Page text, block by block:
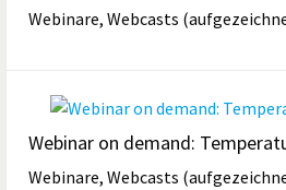
Webinare, Webcasts
Webinar on demand:
Webinare, Webcasts